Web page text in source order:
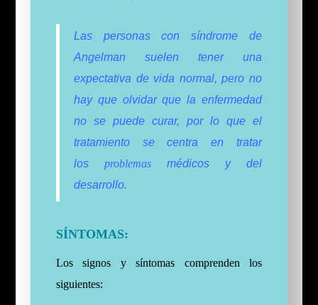
Las personas con síndrome de
Angelman suelen tener una
expectativa de vida normal, pero no
hay que olvidar que la enfermedad
no se puede curar, por lo que el
tratamiento se centra en tratar
los problemasmédicos y del
desarrollo.
SÍNTOMAS:
Los signos y síntomas comprenden los
siguientes: